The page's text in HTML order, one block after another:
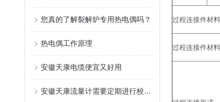
您真的了解裂解炉专用热电偶吗？
热电偶工作原理
安徽天康电缆便宜又好用
安徽天康流量计需要定期进行校准和维护
过程连接件材料
过程连接件材料